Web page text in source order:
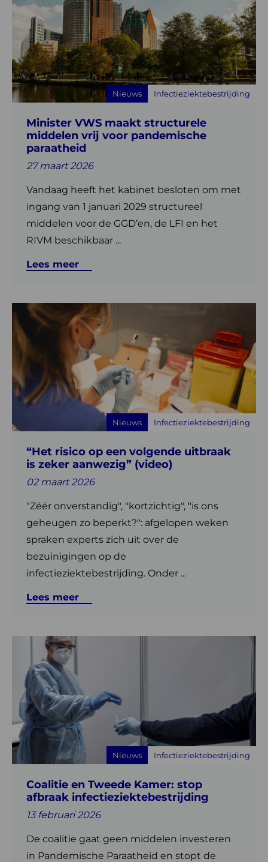
Minister VWS maakt structurele
middelen vrij voor pandemische
paraatheid
27 maart 2026
Vandaag heeft het kabinet besloten om met
ingang van 1 januari 2029 structureel
middelen voor de GGD’en, de LFI en het
RIVM beschikbaar ...
Lees meer
Nieuws Infectieziektebestrijding
over
Minister
VWS
maakt
structurele
middelen
vrij
pandemische
paraatheid
“Het risico op een volgende uitbraak
is zeker aanwezig” (video)
02 maart 2026
"Zéér onverstandig", "kortzichtig", "is ons
geheugen zo beperkt?": afgelopen weken
spraken experts zich uit over de
bezuinigingen op de
infectieziektebestrijding. Onder ...
Lees meer
Nieuws Infectieziektebestrijding
Lees
meer
over
“Het
risico
op
een
uitbraak
zeker
aanwezig”
(video)
Coalitie en Tweede Kamer: stop
afbraak infectieziektebestrijding
13 februari 2026
De coalitie gaat geen middelen investeren
in Pandemische Paraatheid en stopt de
Nieuws Infectieziektebestrijding
over
Coalitie
en
Tweede
Kamer:
stop